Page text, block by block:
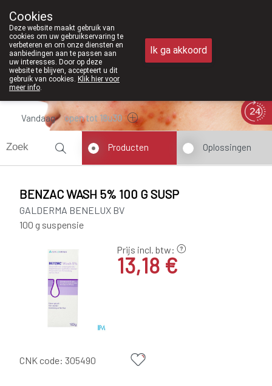
011/610300
Vandaag open tot 18u30
Producten Oplossingen
BENZAC WASH 5% 100 G SUSP
GALDERMA BENELUX BV
100 g suspensie
Prijs incl. btw:
13,18 €
CNK code: 305490
Cookies
Deze website maakt gebruik van
cookies om uw gebruikservaring te
verbeteren en om onze diensten en
aanbiedingen aan te passen aan
uw interesses. Door op deze
website te blijven, accepteert u dit
gebruik van cookies. Klik hier voor
meer info.
Ik ga akkoord